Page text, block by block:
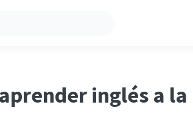
inglés a la